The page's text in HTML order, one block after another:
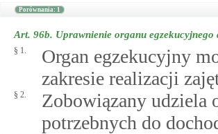
Porównania: 1
Art. 96b. Uprawnienie organu
§ 1.
Organ egzekucyjny
zakresie realizacji
§ 2.
Zobowiązany udziela
potrzebnych do